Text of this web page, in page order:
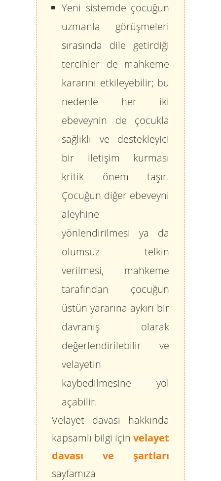
Yeni sistemde çocuğun
uzmanla görüşmeleri
sırasında dile getirdiği
tercihler de mahkeme
kararını etkileyebilir; bu
nedenle her iki
ebeveynin de çocukla
sağlıklı ve destekleyici
bir iletişim kurması
kritik önem taşır.
Çocuğun diğer ebeveyni
aleyhine
yönlendirilmesi ya da
olumsuz telkin
verilmesi, mahkeme
tarafından çocuğun
üstün yararına aykırı bir
davranış olarak
değerlendirilebilir ve
velayetin
kaybedilmesine yol
açabilir.
Velayet davası hakkında
kapsamlı bilgi için velayet
davası ve şartları
sayfamıza